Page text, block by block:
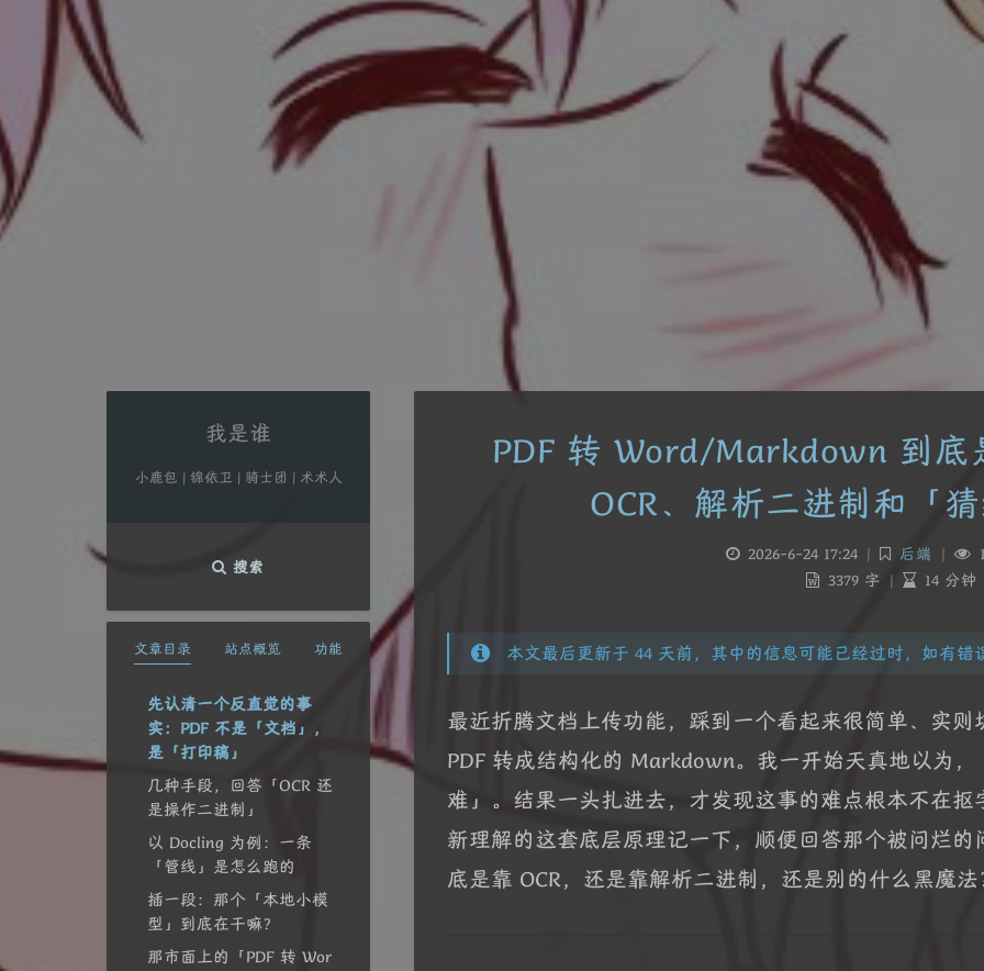
我是谁
小鹿包 | 锦依卫 | 骑士团 | 术术人
搜索
文章目录 站点概览 功能
先认清一个反直觉的事
实：PDF 不是「文档」，
是「打印稿」
几种手段，回答「OCR 还
是操作二进制」
以 Docling 为例：一条
「管线」是怎么跑的
插一段：那个「本地小模
型」到底在干嘛？
那市面上的「PDF 转 Wor
PDF 转 Word/Markdown 到底
OCR、解析二进制和「
2026-6-24 17:24 | 后端 |
3379 字 | 14 分钟
本文最后更新于 44 天前，其中的信息可能已经过时，如有错
最近折腾文档上传功能，踩到一个看起来很简单、实
PDF 转成结构化的 Markdown。我一开始天真地以为
难」。结果一头扎进去，才发现这事的难点根本不在
新理解的这套底层原理记一下，顺便回答那个被问烂
底是靠 OCR，还是靠解析二进制，还是别的什么黑魔法